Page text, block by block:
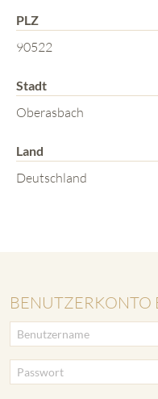
PLZ
90522
Stadt
Oberasbach
Land
Deutschland
BENUTZERKONTO